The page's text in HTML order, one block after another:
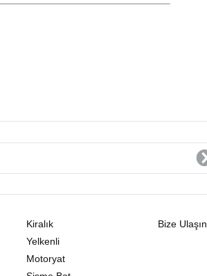
Kiralık
Yelkenli
Motoryat
Bize Ulaşın